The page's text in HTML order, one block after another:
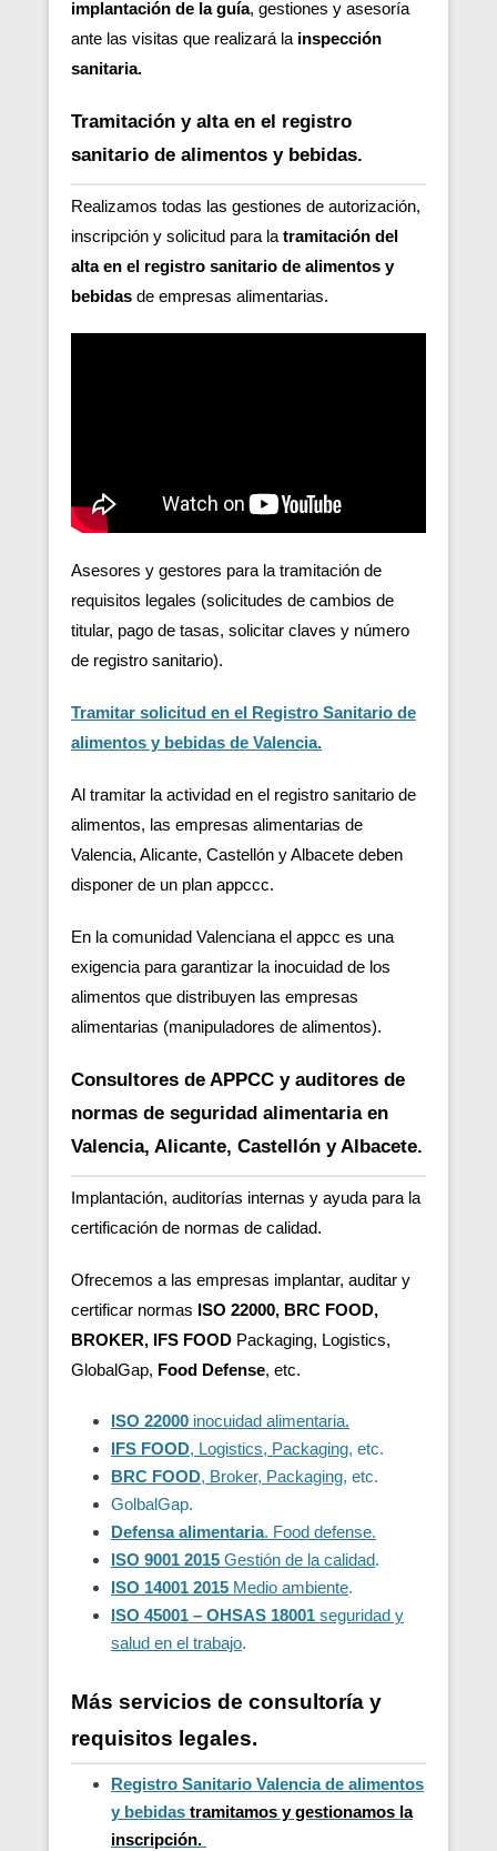
implantación de la guía, gestiones y asesoría
ante las visitas que realizará la inspección
sanitaria.
Tramitación y alta en el registro
sanitario de alimentos y bebidas.
Realizamos todas las gestiones de autorización,
inscripción y solicitud para la tramitación del
alta en el registro sanitario de alimentos y
bebidas de empresas alimentarias.
Asesores y gestores para la tramitación de
requisitos legales (solicitudes de cambios de
titular, pago de tasas, solicitar claves y número
de registro sanitario).
Tramitar solicitud en el Registro Sanitario de
alimentos y bebidas de Valencia.
Al tramitar la actividad en el registro sanitario de
alimentos, las empresas alimentarias de
Valencia, Alicante, Castellón y Albacete deben
disponer de un plan appccc.
En la comunidad Valenciana el appcc es una
exigencia para garantizar la inocuidad de los
alimentos que distribuyen las empresas
alimentarias (manipuladores de alimentos).
Consultores de APPCC y auditores de
normas de seguridad alimentaria en
Valencia, Alicante, Castellón y Albacete.
Implantación, auditorías internas y ayuda para la
certificación de normas de calidad.
Ofrecemos a las empresas implantar, auditar y
certificar normas ISO 22000, BRC FOOD,
BROKER, IFS FOOD Packaging, Logistics,
GlobalGap, Food Defense, etc.
ISO 22000 inocuidad alimentaria.
IFS FOOD, Logistics, Packaging, etc.
BRC FOOD, Broker, Packaging, etc.
GolbalGap.
Defensa alimentaria. Food defense.
ISO 9001 2015 Gestión de la calidad.
ISO 14001 2015 Medio ambiente.
ISO 45001 – OHSAS 18001 seguridad y
salud en el trabajo.
Más servicios de consultoría y
requisitos legales.
Registro Sanitario Valencia de alimentos
y bebidas tramitamos y gestionamos la
inscripción.